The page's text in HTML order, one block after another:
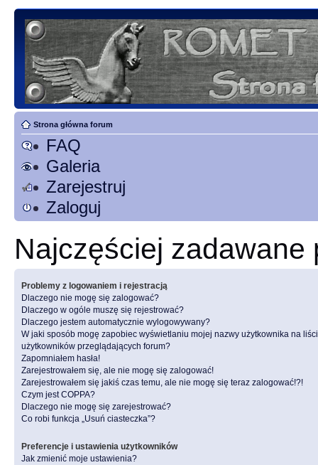
Strona główna forum
FAQ
Galeria
Zarejestruj
Zaloguj
Najczęściej zadawane
Problemy z logowaniem i rejestracją
Dlaczego nie mogę się zalogować?
Dlaczego w ogóle muszę się rejestrować?
Dlaczego jestem automatycznie wylogowywany?
W jaki sposób mogę zapobiec wyświetlaniu mojej nazwy użytkownika na
użytkowników przeglądających forum?
Zapomniałem hasła!
Zarejestrowałem się, ale nie mogę się zalogować!
Zarejestrowałem się jakiś czas temu, ale nie mogę się teraz zalogować!?!
Czym jest COPPA?
Dlaczego nie mogę się zarejestrować?
Co robi funkcja „Usuń ciasteczka”?
Preferencje i ustawienia użytkowników
Jak zmienić moje ustawienia?